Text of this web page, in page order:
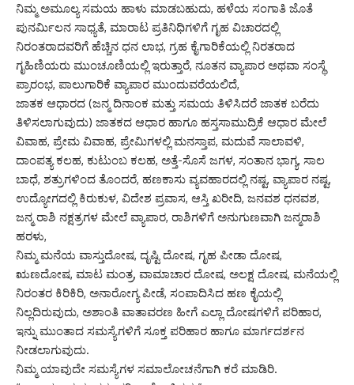
ನಿಮ್ಮ ಅಮೂಲ್ಯ ಸಮಯ ಹಾಳು ಮಾಡಬಹುದು, ಹಳೆಯ ಸಂಗಾತಿ ಜೊತೆ
ಪುನರ್ಮಿಲನ ಸಾಧ್ಯತೆ, ಮಾರಾಟ ಪ್ರತಿನಿಧಿಗಳಿಗೆ ಗೃಹ ವಿಚಾರದಲ್ಲಿ
ನಿರಂತರಾದವರಿಗೆ ಹೆಚ್ಚಿನ ಧನ ಲಾಭ, ಗ್ರಹ ಕೈಗಾರಿಕೆಯಲ್ಲಿ ನಿರತರಾದ
ಗೃಹಿಣಿಯರು ಮುಂಚೂಣಿಯಲ್ಲಿ ಇರುತ್ತಾರೆ, ನೂತನ ವ್ಯಾಪಾರ ಅಥವಾ ಸಂಸ್ಥೆ
ಪ್ರಾರಂಭ, ಪಾಲುಗಾರಿಕೆ ವ್ಯಾಪಾರ ಮುಂದುವರೆಯಲಿದೆ,
ಜಾತಕ ಆಧಾರದ (ಜನ್ಮ ದಿನಾಂಕ ಮತ್ತು ಸಮಯ ತಿಳಿಸಿದರೆ ಜಾತಕ ಬರೆದು
ತಿಳಿಸಲಾಗುವುದು) ಜಾತಕದ ಆಧಾರ ಹಾಗೂ ಹಸ್ತಸಾಮುದ್ರಿಕೆ ಆಧಾರ ಮೇಲೆ
ವಿವಾಹ, ಪ್ರೇಮ ವಿವಾಹ, ಪ್ರೇಮಿಗಳಲ್ಲಿ ಮನಸ್ತಾಪ, ಮದುವೆ ಸಾಲಾವಳಿ,
ದಾಂಪತ್ಯ ಕಲಹ, ಕುಟುಂಬ ಕಲಹ, ಅತ್ತೆ-ಸೊಸೆ ಜಗಳ, ಸಂತಾನ ಭಾಗ್ಯ, ಸಾಲ
ಬಾಧೆ, ಶತ್ರುಗಳಿಂದ ತೊಂದರೆ, ಹಣಕಾಸು ವ್ಯವಹಾರದಲ್ಲಿ ನಷ್ಟ, ವ್ಯಾಪಾರ ನಷ್ಟ,
ಉದ್ಯೋಗದಲ್ಲಿ ಕಿರುಕುಳ, ವಿದೇಶ ಪ್ರವಾಸ, ಆಸ್ತಿ ಖರೀದಿ, ಜನವಶ ಧನವಶ,
ಜನ್ಮ ರಾಶಿ ನಕ್ಷತ್ರಗಳ ಮೇಲೆ ವ್ಯಾಪಾರ, ರಾಶಿಗಳಿಗೆ ಅನುಗುಣವಾಗಿ ಜನ್ಮರಾಶಿ
ಹರಳು,
ನಿಮ್ಮ ಮನೆಯ ವಾಸ್ತುದೋಷ, ದೃಷ್ಟಿ ದೋಷ, ಗೃಹ ಪೀಡಾ ದೋಷ,
ಋಣದೋಷ, ಮಾಟ ಮಂತ್ರ, ವಾಮಾಚಾರ ದೋಷ, ಅಲಕ್ಷ ದೋಷ, ಮನೆಯಲ್ಲಿ
ನಿರಂತರ ಕಿರಿಕಿರಿ, ಅನಾರೋಗ್ಯ ಪೀಡೆ, ಸಂಪಾದಿಸಿದ ಹಣ ಕೈಯಲ್ಲಿ
ನಿಲ್ಲದಿರುವುದು, ಅಶಾಂತಿ ವಾತಾವರಣ ಹೀಗೆ ಎಲ್ಲಾ ದೋಷಗಳಿಗೆ ಪರಿಹಾರ,
ಇನ್ನು ಮುಂತಾದ ಸಮಸ್ಯೆಗಳಿಗೆ ಸೂಕ್ತ ಪರಿಹಾರ ಹಾಗೂ ಮಾರ್ಗದರ್ಶನ
ನೀಡಲಾಗುವುದು.
ನಿಮ್ಮ ಯಾವುದೇ ಸಮಸ್ಯೆಗಳ ಸಮಾಲೋಚನೆಗಾಗಿ ಕರೆ ಮಾಡಿರಿ.